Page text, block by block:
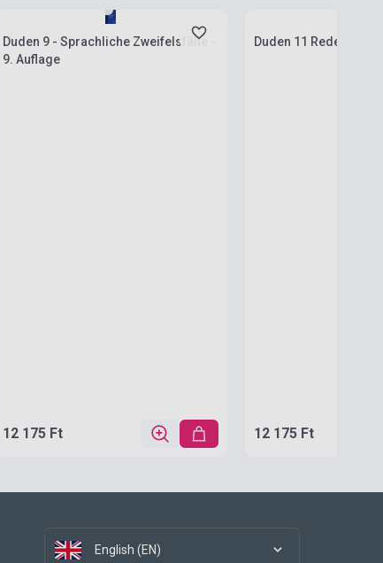
Duden 9 - Sprachliche Zweifelsfälle -
9. Auflage
12 175 Ft
Duden 11
12 175 Ft
English (EN)